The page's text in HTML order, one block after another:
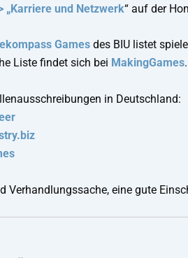
„Karriere und Netzwerk“ auf der
Games des BIU listet
Liste findet sich bei MakingGames
in Deutschland:
Verhandlungssache, eine gute